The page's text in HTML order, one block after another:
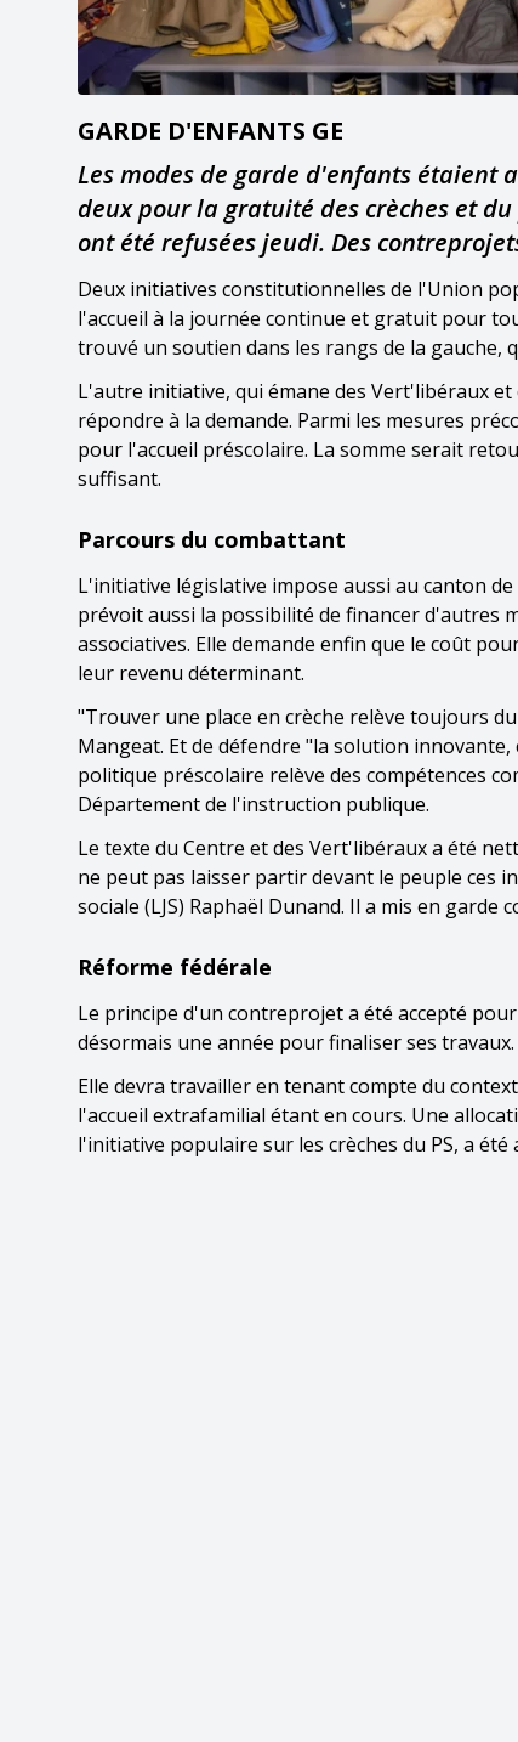
GARDE D'ENFANTS GE
Les modes de garde d'enfants étaient
deux pour la gratuité des crèches et
ont été refusées jeudi. Des
Deux initiatives constitutionnelles de l'Union
l'accueil à la journée continue et gratuit pour
trouvé un soutien dans les rangs de la gauche,
L'autre initiative, qui émane des Vert'libéraux
répondre à la demande. Parmi les mesures
pour l'accueil préscolaire. La somme serait
suffisant.
Parcours du combattant
L'initiative législative impose aussi au canton
prévoit aussi la possibilité de financer d'autres
associatives. Elle demande enfin que le coût
leur revenu déterminant.
"Trouver une place en crèche relève toujours
Mangeat. Et de défendre "la solution
politique préscolaire relève des compétences
Département de l'instruction publique.
Le texte du Centre et des Vert'libéraux a été
ne peut pas laisser partir devant le peuple ces
sociale (LJS) Raphaël Dunand. Il a mis en
Réforme fédérale
Le principe d'un contreprojet a été accepté
désormais une année pour finaliser ses travaux.
Elle devra travailler en tenant compte du
l'accueil extrafamilial étant en cours. Une
l'initiative populaire sur les crèches du PS, a été